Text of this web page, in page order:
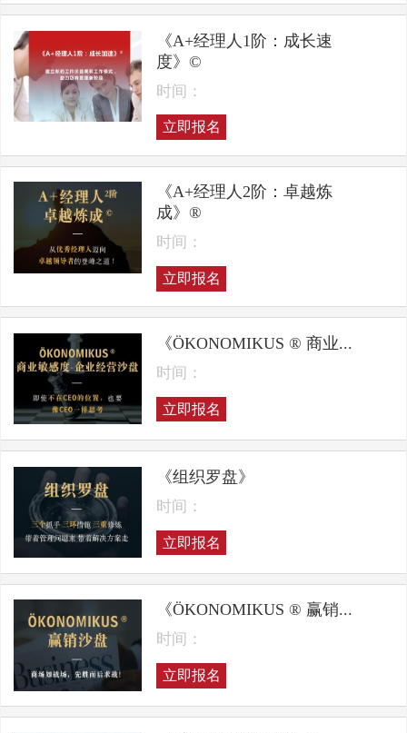
《A+经理人1阶：成长速
度》©
时间：
立即报名
《A+经理人2阶：卓越炼
成》®
时间：
立即报名
《ÖKONOMIKUS ® 商业...
时间：
立即报名
《组织罗盘》
时间：
立即报名
《ÖKONOMIKUS ® 赢销...
时间：
立即报名